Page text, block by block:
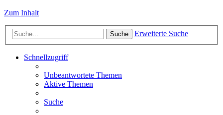
Zum Inhalt
Suche Erweiterte Suche
Schnellzugriff
Unbeantwortete Themen
Aktive Themen
Suche